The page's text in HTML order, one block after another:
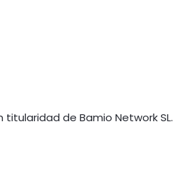
de Bamio Network SL.